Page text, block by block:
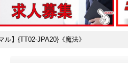
ル】{TT02-JPA20}《魔法》